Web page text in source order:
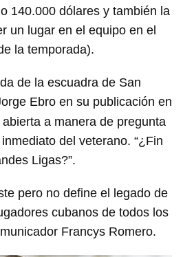
140.000 dólares y también la
un lugar en el equipo en el
la temporada).
de la escuadra de San
Ebro en su publicación en
abierta a manera de pregunta
del veterano. “¿Fin
Ligas?”.
pero no define el legado de
cubanos de todos los
Francys Romero.